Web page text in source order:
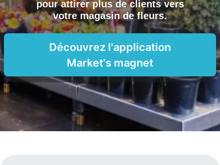
pour attirer plus de clients vers
votre magasin de fleurs.
Découvrez l'application
Market's magnet